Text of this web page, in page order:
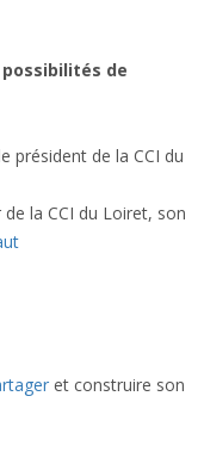
de
président de la CCI du
la CCI du Loiret, son
et construire son